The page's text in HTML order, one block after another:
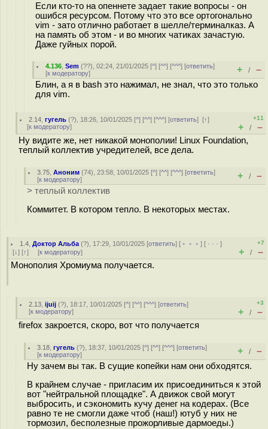
Если кто-то на опеннете задает такие вопросы - он
ошибся ресурсом. Потому что это все ортогонально
vim - зато отлично работает в шелле/терминалказ. А
на память об этом - и во многих чатиках зачастую.
Даже гуйных порой.
4.136 ,Sem (??), 02:24, 21/01/2025 [^] [^^] [^^^] [ответить]
[к модератору] + / –
Блин, а я в bash это нажимал, не знал, что это только
для vim.
2.14 ,гугель (?), 18:26, 10/01/2025 [^] [^^] [^^^] [ответить][↑]
[к модератору]
+11
+ / –
Ну видите же, нет никакой монополии! Linux Foundation,
теплый коллектив учредителей, все дела.
3.75 ,Аноним (74), 23:58, 10/01/2025 [^] [^^] [^^^] [ответить]
[к модератору] + / –
> теплый коллектив
Коммитет. В котором тепло. В некоторых местах.
1.4 ,Доктор Альба (?), 17:29, 10/01/2025 [ответить] [ ﹢﹢﹢] [ · · ·]
[↓] [↑] [к модератору]
+7
+ / –
Монополия Хромиума получается.
2.13 ,ijuij (?), 18:17, 10/01/2025 [^] [^^] [^^^] [ответить]
[к модератору]
+3
+ / –
firefox закроется, скоро, вот что получается
3.18 ,гугель (?), 18:37, 10/01/2025 [^] [^^] [^^^] [ответить]
[к модератору] + / –
Ну зачем вы так. В сущие копейки нам они обходятся.
В крайнем случае - пригласим их присоединиться к этой
вот "нейтральной площадке". А движок свой могут
выбросить, и сэкономить кучу денег на кодерах. (Все
равно те не смогли даже чтоб (наш!) ютуб у них не
тормозил, бесполезные прожорливые дармоеды.)